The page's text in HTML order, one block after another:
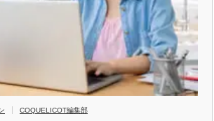
COQUELICOT編集部